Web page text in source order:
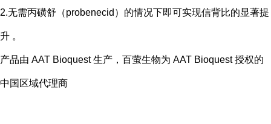
2.无需丙磺舒（probenecid）的情况下即可实现信背比的显著提
升 。
产品由 AAT Bioquest 生产，百萤生物为 AAT Bioquest 授权的
中国区域代理商